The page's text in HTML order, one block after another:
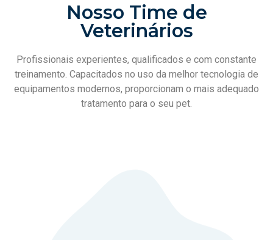
Nosso Time de
Veterinários
Profissionais experientes, qualificados e com constante
treinamento. Capacitados no uso da melhor tecnologia de
equipamentos modernos, proporcionam o mais adequado
tratamento para o seu pet.